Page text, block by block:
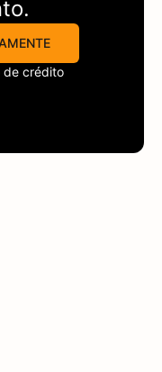
de crédito